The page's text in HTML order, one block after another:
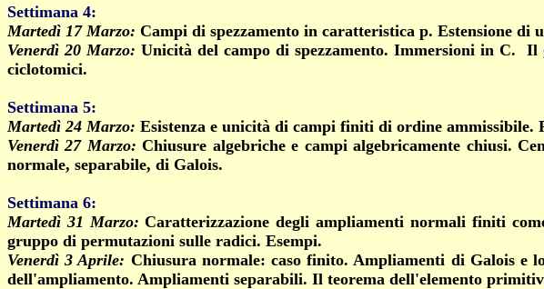
Settimana 4:
Martedì 17 Marzo: Campi di spezzamento in caratteristica p. Estensione di
Venerdì 20 Marzo: Unicità del campo di spezzamento. Immersioni in C.
ciclotomici.
Settimana 5:
Martedì 24 Marzo: Esistenza e unicità di campi finiti di ordine
Venerdì 27 Marzo: Chiusure algebriche e campi algebricamente chiusi.
normale, separabile, di Galois.
Settimana 6:
Martedì 31 Marzo:Caratterizzazione degli ampliamenti normali finiti
gruppo di permutazioni sulle radici. Esempi.
Venerdì 3 Aprile: Chiusura normale: caso finito.Ampliamenti di Galois e
dell'ampliamento. Ampliamenti separabili. Il teorema dell'elemento